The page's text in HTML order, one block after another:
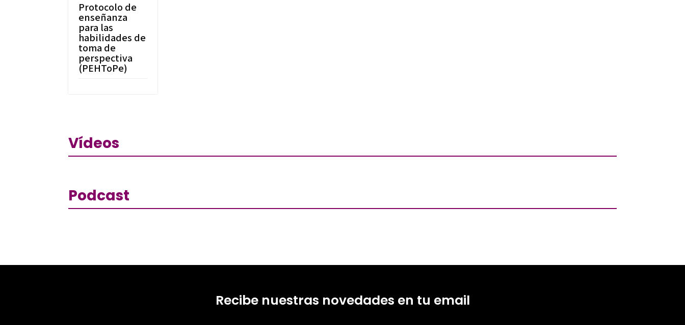
Protocolo de
enseñanza
para las
habilidades de
toma de
perspectiva
(PEHToPe)
Vídeos
Podcast
Recibe nuestras novedades en tu email